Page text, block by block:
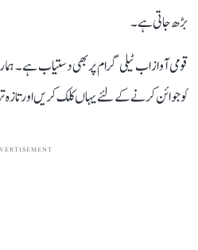
بڑھ جاتی ہے۔
قومی آواز اب ٹیلی گرام پر بھی دستیاب ہے۔
کو جوائن کرنے کے لئے یہاں کلک کریں اور